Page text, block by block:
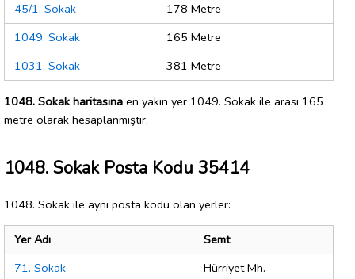
45/1. Sokak
178 Metre
1049. Sokak
165 Metre
1031. Sokak
381 Metre
1048. Sokak haritasına en yakın yer 1049. Sokak ile arası 165
metre olarak hesaplanmıştır.
1048. Sokak Posta Kodu 35414
1048. Sokak ile aynı posta kodu olan yerler:
Yer Adı
Semt
71. Sokak
Hürriyet Mh.